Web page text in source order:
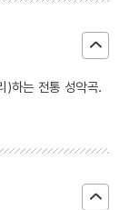
하는 전통 성악곡.